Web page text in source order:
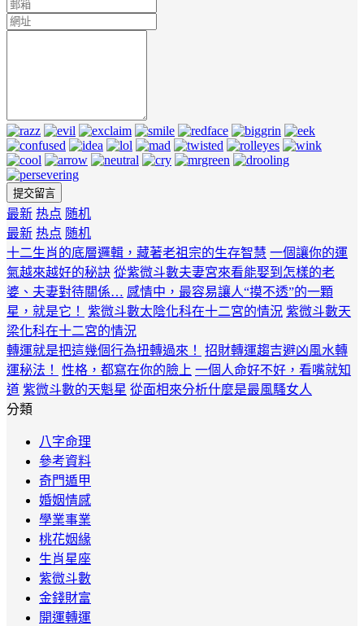
最新 热点 随机
最新 热点 随机
十二生肖的底層邏輯，藏著老祖宗的生存智慧 一個讓你的運
氣越來越好的秘訣 從紫微斗數夫妻宮來看能娶到怎樣的老
婆、夫妻對待關係… 感情中，最容易讓人“摸不透”的一顆
星，就是它！
紫微斗數太陰化科在十二宮的情況 紫微斗數天
梁化科在十二宮的情況
轉運就是把這幾個行為扭轉過來！
招財轉運趨吉避凶風水轉
運秘法！
性格，都寫在你的臉上 一個人命好不好，看嘴就知
道 紫微斗數的天魁星 從面相來分析什麼是最風騷女人
分類
八字命理
參考資料
奇門遁甲
婚姻情感
學業事業
桃花姻緣
生肖星座
紫微斗數
金錢財富
開運轉運